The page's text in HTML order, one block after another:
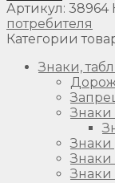
Артикул: 38964
потребителя
Категории
Знаки,
Знаки
Знаки
Знаки